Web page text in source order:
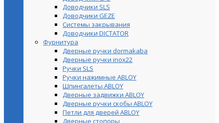
Доводчики SLS
Доводчики GEZE
Cистемы закрывания
Доводчики DICTATOR
Фурнитура
Дверные ручки dormakaba
Дверные ручки inox22
Ручки SLS
Ручки нажимные ABLOY
Шпингалеты ABLOY
Дверные задвижки ABLOY
Дверные ручки скобы ABLOY
Петли для дверей ABLOY
Дверные стопоры